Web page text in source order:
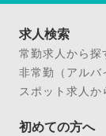
求人検索
常勤求人から探
非常勤（アルバ
スポット求人か
初めての方へ